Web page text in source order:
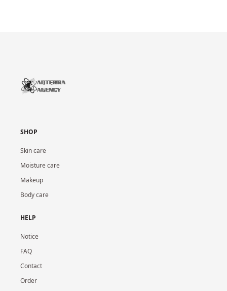
SHOP
Skin care
Moisture care
Makeup
Body care
HELP
Notice
FAQ
Contact
Order